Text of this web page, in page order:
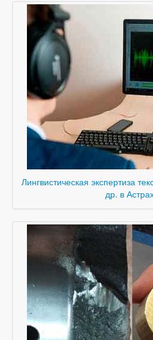
Лингвистическая экспертиза
др. в